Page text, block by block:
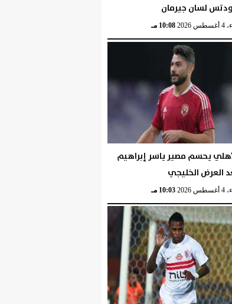
لسان جيرمان
2026 10:08 مـ
يحسم مصير ياسر إبراهيم
العرض الخليجي
2026 10:03 مـ